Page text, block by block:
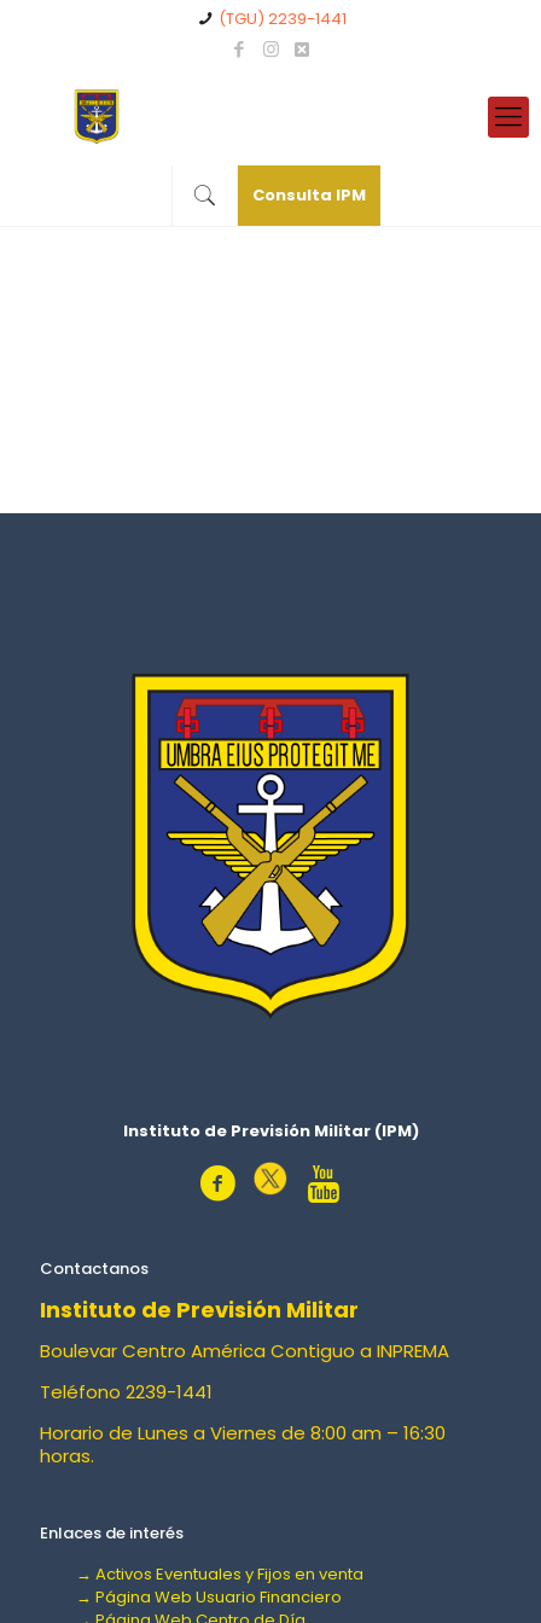
(TGU) 2239-1441
Consulta IPM
Instituto de Previsión Militar (IPM)
Contactanos
Instituto de Previsión Militar
Boulevar Centro América Contiguo a INPREMA
Teléfono 2239-1441
Horario de Lunes a Viernes de 8:00 am – 16:30
horas.
Enlaces de interés
→ Activos Eventuales y Fijos en venta
→ Página Web Usuario Financiero